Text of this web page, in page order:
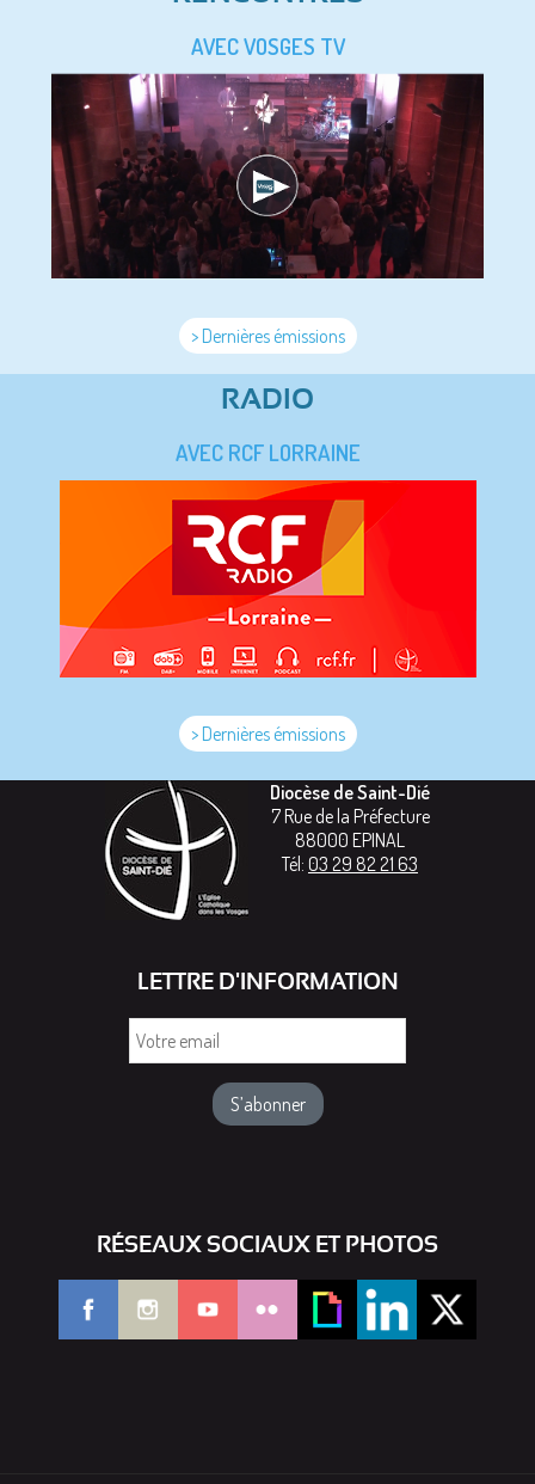
AVEC VOSGES TV
> Dernières émissions
RADIO
AVEC RCF LORRAINE
> Dernières émissions
Diocèse de Saint-Dié
7 Rue de la Préfecture
88000 EPINAL
Tél: 03 29 82 21 63
LETTRE D'INFORMATION
RÉSEAUX SOCIAUX ET PHOTOS